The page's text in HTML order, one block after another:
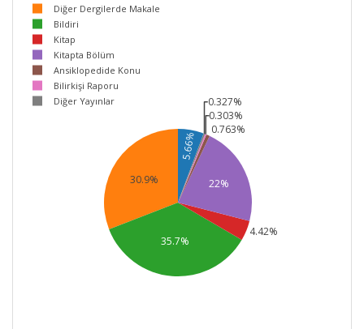
5.66%
30.9%
35.7%
4.42%
22%
0.763%
0.303%
0.327%
Diğer Dergilerde Makale
Bildiri
Kitap
Kitapta Bölüm
Ansiklopedide Konu
Bilirkişi Raporu
Diğer Yayınlar